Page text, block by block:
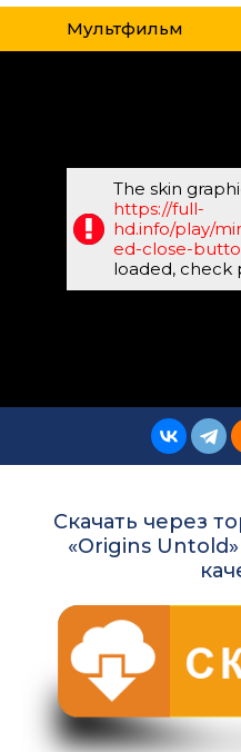
Мультфильм
The skin
https://full-
hd.info/play/
ed-close-
loaded, check
Скачать через
«Origins